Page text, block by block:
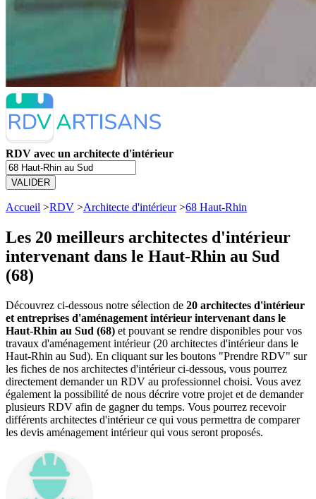
RDV avec un architecte d'intérieur
VALIDER
Accueil >RDV >Architecte d'intérieur>68 Haut-Rhin
Les 20 meilleurs architectes d'intérieur
intervenant dans le Haut-Rhin au Sud
(68)
Découvrez ci-dessous notre sélection de 20 architectes d'intérieur
et entreprises d'aménagement intérieur intervenant dans le
Haut-Rhin au Sud (68) et pouvant se rendre disponibles pour vos
travaux d'aménagement intérieur (20 architectes d'intérieur dans le
Haut-Rhin au Sud). En cliquant sur les boutons "Prendre RDV" sur
les fiches de nos architectes d'intérieur ci-dessous, vous pourrez
directement demander un RDV au professionnel choisi. Vous avez
également la possibilité de nous décrire votre projet et de demander
plusieurs RDV afin de gagner du temps. Vous pourrez recevoir
différents architectes d'intérieur ce qui vous permettra de comparer
les devis aménagement intérieur qui vous seront proposés.